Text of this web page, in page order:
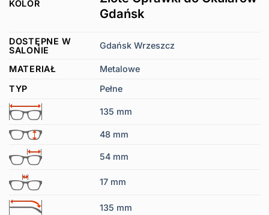
KOLOR
Gdańsk
DOSTĘPNE W
SALONIE
Gdańsk Wrzeszcz
MATERIAŁ
Metalowe
TYP
Pełne
135 mm
48 mm
54 mm
17 mm
135 mm